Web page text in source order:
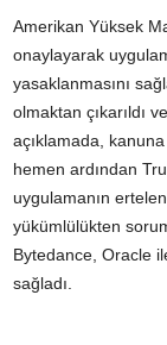
Amerikan Yüksek
onaylayarak
yasaklanmasını
olmaktan çıkarıldı
açıklamada,
hemen ardından
uygulamanın
yükümlülükten
Bytedance, Oracle
sağladı.